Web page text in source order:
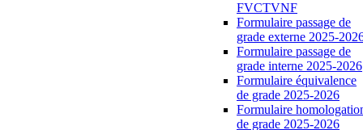
FVCTVNF
Formulaire passage de
grade externe 2025-
Formulaire passage de
grade interne 2025-2026
Formulaire équivalence
de grade 2025-2026
Formulaire
de grade 2025-2026